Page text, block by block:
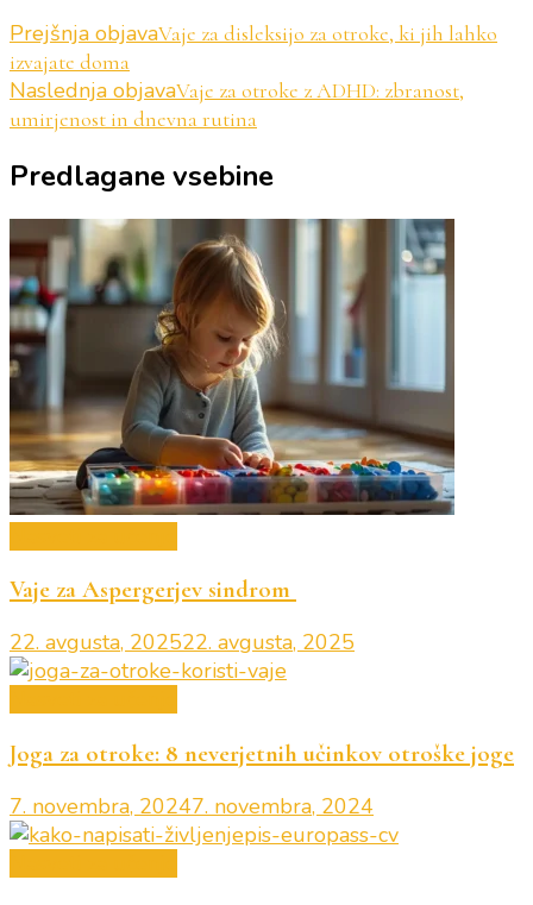
Navigacija
objav
Prejšnja objavaVaje za disleksijo za otroke, ki jih lahko
izvajate doma
Naslednja objavaVaje za otroke z ADHD: zbranost,
umirjenost in dnevna rutina
Predlagane vsebine
Vaje za Aspergerjev sindrom
22. avgusta, 202522. avgusta, 2025
Joga za otroke: 8 neverjetnih učinkov otroške joge
7. novembra, 20247. novembra, 2024